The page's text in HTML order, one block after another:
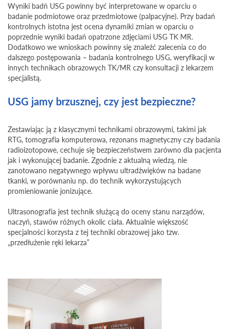
Wyniki badń USG powinny być interpretowane w oparciu o
badanie podmiotowe oraz przedmiotowe (palpacyjne). Przy badań
kontrolnych istotna jest ocena dynamiki zmian w oparciu o
poprzednie wyniki badań opatrzone zdjęciami USG TK MR.
Dodatkowo we wnioskach powinny się znaleźć zalecenia co do
dalszego postępowania – badania kontrolnego USG, weryfikacji w
innych technikach obrazowych TK/MR czy konsultacji z lekarzem
specjalistą.
USG jamy brzusznej, czy jest bezpieczne?
Zestawiając ją z klasycznymi technikami obrazowymi, takimi jak
RTG, tomografia komputerowa, rezonans magnetyczny czy badania
radioizotopowe, cechuje się bezpieczeństwem zarówno dla pacjenta
jak i wykonującej badanie. Zgodnie z aktualną wiedzą, nie
zanotowano negatywnego wpływu ultradźwięków na badane
tkanki, w porównaniu np. do technik wykorzystujących
promieniowanie jonizujące.
Ultrasonografia jest technik służącą do oceny stanu narządów,
naczyń, stawów różnych okolic ciała. Aktualnie większość
specjalności korzysta z tej techniki obrazowej jako tzw.
„przedłużenie ręki lekarza”